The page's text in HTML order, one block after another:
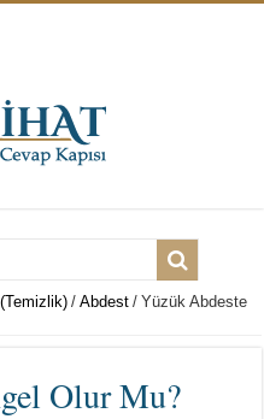
/ Abdest / Yüzük Abdeste
Olur Mu?